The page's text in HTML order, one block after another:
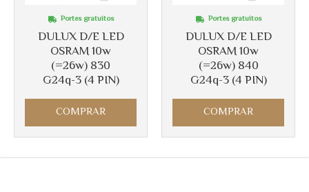
DULUX D/E LED
OSRAM 10w
(=26w) 830
G24q-3 (4 PIN)
Portes gratuitos
COMPRAR
DULUX D/E LED
OSRAM 10w
(=26w) 840
G24q-3 (4 PIN)
Portes gratuitos
COMPRAR